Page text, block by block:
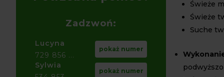
Zadzwoń:
Lucyna
729 856 ...
pokaż numer
Sylwia
pokaż numer
Świeże
Świeże
Suche